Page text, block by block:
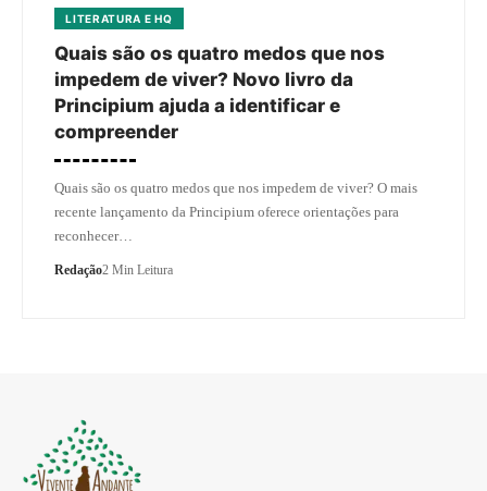
LITERATURA E HQ
Quais são os quatro medos que nos
impedem de viver? Novo livro da
Principium ajuda a identificar e
compreender
Quais são os quatro medos que nos impedem de viver? O mais
recente lançamento da Principium oferece orientações para
reconhecer…
Redação2 Min Leitura